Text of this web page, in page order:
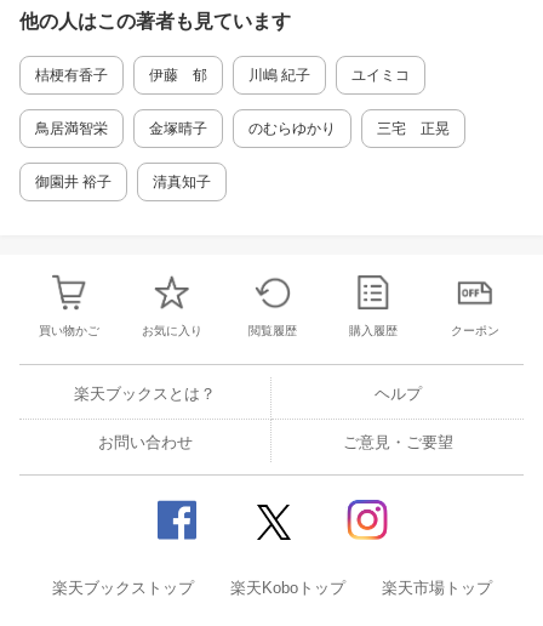
方およびコツをていねいに紹介しています。 手
順のとおりに仕上げた“はじめての練り切り”の
出来栄えには、きっと感動してしまうに違いあ
りません。グルテンフリーで卵も乳製品も使わ
してください！ 《CONTENTS》 ◎序章 練り
切りの基本 基本の材料／基本の道具／基本の練
り切りの手順と作り方 ◎春 3月 桃の節句…cla
ssic 桃の花／modernおひなさま 4月 春爛漫…
月 七夕の節句…classic 願い笹／modern すい
か 8月 盛夏…classic 花火／modern ひまわり
◎秋 9月 重陽の節句…classic 着せ綿／moder
／modern ハロウィンおばけ 11月 立冬…clas
sic 紅葉／modern つや柿 ◎冬 12月 聖夜…cla
ssic 花かご／modern サンタクロース 1月 新
春…classic 手毬／modern みかん 2月 立春…
classic 白椿／modern 節分の鬼 ◎コラム ・練
梱包資材と保存について ◎巻末 練り切りQ&A
他の人はこの著者も見ています
桔梗有香子 伊藤 郁 川嶋 紀子 ユイミコ
鳥居満智栄 金塚晴子 のむらゆかり 三宅 正晃
御園井 裕子 清真知子
買い物かご お気に入り 閲覧履歴 購入履歴 クーポン
楽天ブックスとは？ ヘルプ
お問い合わせ ご意見・ご要望
楽天ブックストップ 楽天Koboトップ 楽天市場トップ